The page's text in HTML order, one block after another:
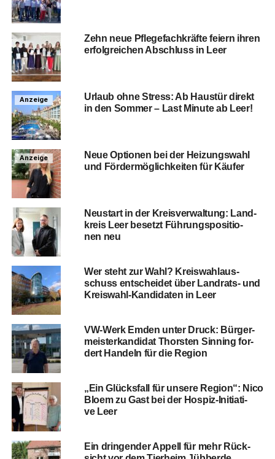
Zehn neue Pfle­ge­fach­kräf­te fei­ern ihren
erfolg­rei­chen Abschluss in Leer
Anzeige
Urlaub ohne Stress: Ab Haus­tür direkt
in den Som­mer – Last Minu­te ab Leer!
Anzeige
Neue Optio­nen bei der Hei­zungs­wahl
und För­der­mög­lich­kei­ten für Käufer
Neu­start in der Kreis­ver­wal­tung: Land­
kreis Leer besetzt Füh­rungs­po­si­tio­
nen neu
Wer steht zur Wahl? Kreis­wahl­aus­
schuss ent­schei­det über Land­rats- und
Kreis­wahl-Kan­di­da­ten in Leer
VW-Werk Emden unter Druck: Bür­ger­
meis­ter­kan­di­dat Thors­ten Sin­ning for­
dert Han­deln für die Region
„Ein Glücks­fall für unse­re Regi­on“: Nico
Blo­em zu Gast bei der Hos­piz-Initia­ti­
ve Leer
Ein drin­gen­der Appell für mehr Rück­